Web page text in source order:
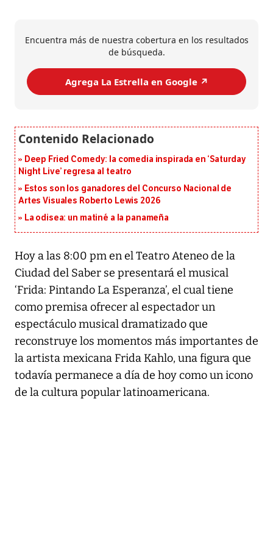
Encuentra más de nuestra cobertura en los resultados
de búsqueda.
Agrega La Estrella en Google ↗️
Deep Fried Comedy: la comedia inspirada en ‘Saturday
Night Live’ regresa al teatro
Estos son los ganadores del Concurso Nacional de
Artes Visuales Roberto Lewis 2026
La odisea: un matiné a la panameña
Hoy a las 8:00 pm en el Teatro Ateneo de la
Ciudad del Saber se presentará el musical
‘Frida: Pintando La Esperanza’, el cual tiene
como premisa ofrecer al espectador un
espectáculo musical dramatizado que
reconstruye los momentos más importantes de
la artista mexicana Frida Kahlo, una figura que
todavía permanece a día de hoy como un icono
de la cultura popular latinoamericana.